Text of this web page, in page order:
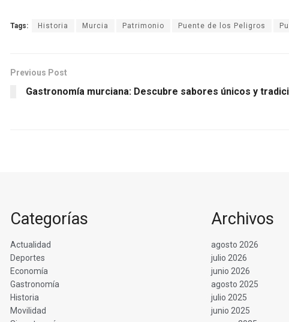
Tags: Historia Murcia Patrimonio Puente de los Peligros
Previous Post
Gastronomía murciana: Descubre sabores únicos y
Categorías
Actualidad
Deportes
Economía
Gastronomía
Historia
Movilidad
Archivos
agosto 2026
julio 2026
junio 2026
agosto 2025
julio 2025
junio 2025